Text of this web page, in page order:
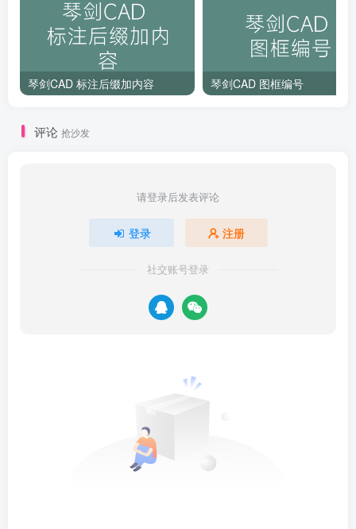
琴剑CAD 标注后缀加内容 琴剑CAD 图框编号
评论 抢沙发
请登录后发表评论
登录 注册
社交账号登录